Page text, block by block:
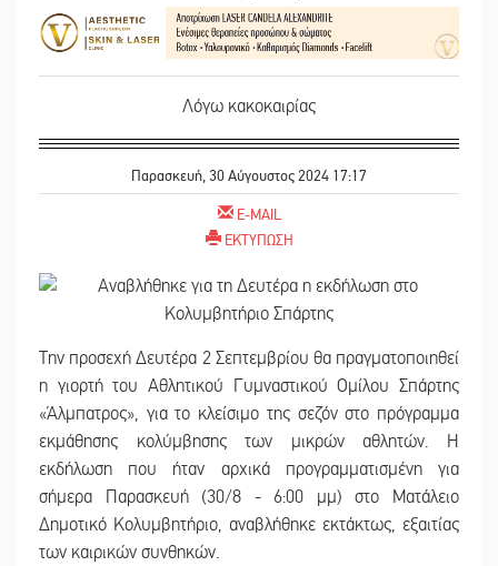
Λόγω κακοκαιρίας
Παρασκευή, 30 Αύγουστος 2024 17:17
E-MAIL
ΕΚΤΥΠΩΣΗ
Την προσεχή Δευτέρα 2 Σεπτεμβρίου θα πραγματοποιηθεί
η γιορτή του Αθλητικού Γυμναστικού Ομίλου Σπάρτης
«Άλμπατρος», για το κλείσιμο της σεζόν στο πρόγραμμα
εκμάθησης κολύμβησης των μικρών αθλητών. Η
εκδήλωση που ήταν αρχικά προγραμματισμένη για
σήμερα Παρασκευή (30/8 - 6:00 μμ) στο Ματάλειο
Δημοτικό Κολυμβητήριο, αναβλήθηκε εκτάκτως, εξαιτίας
των καιρικών συνθηκών.